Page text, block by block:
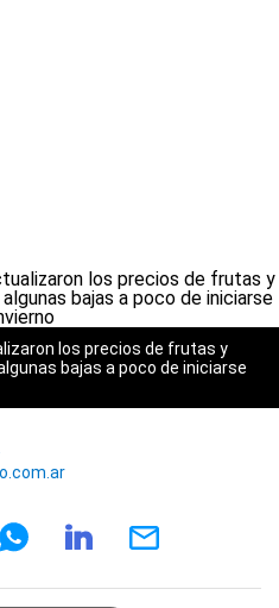
los precios de frutas y
bajas a poco de iniciarse